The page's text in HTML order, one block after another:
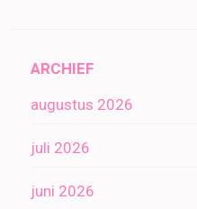
ARCHIEF
augustus 2026
juli 2026
juni 2026